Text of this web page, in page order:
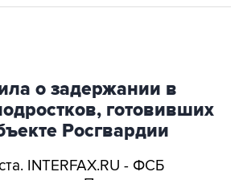
о задержании в
готовивших
Росгвардии
INTERFAX.RU - ФСБ